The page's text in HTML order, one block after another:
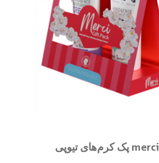
پک کرم‌های تیوپی merci